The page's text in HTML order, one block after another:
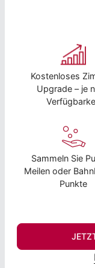
Kostenloses
Upgrade – je
Sammeln Sie
Meilen oder
Punkte